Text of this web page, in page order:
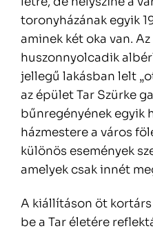
toronyházának egyik
aminek két oka van.
huszonnyolcadik
jellegű lakásban lelt
az épület Tar Szürke
bűnregényének egyik
házmestere a város
különös események
amelyek csak innét
A kiállításon öt
be a Tar életére